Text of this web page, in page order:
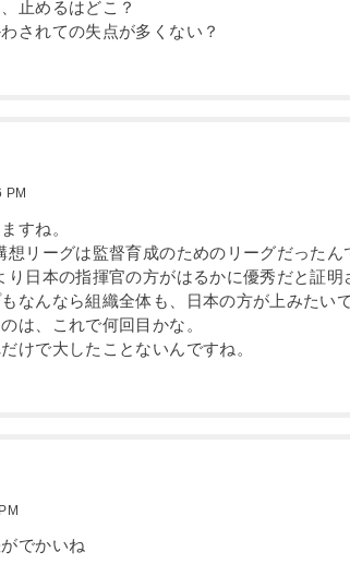
止めるはどこ？
されての失点が多くない？
PM
すね。
想リーグは監督育成のためのリーグだったん
り日本の指揮官の方がはるかに優秀だと証
なんなら組織全体も、日本の方が上みたいで
は、これで何回目かな。
けで大したことないんですね。
でかいね